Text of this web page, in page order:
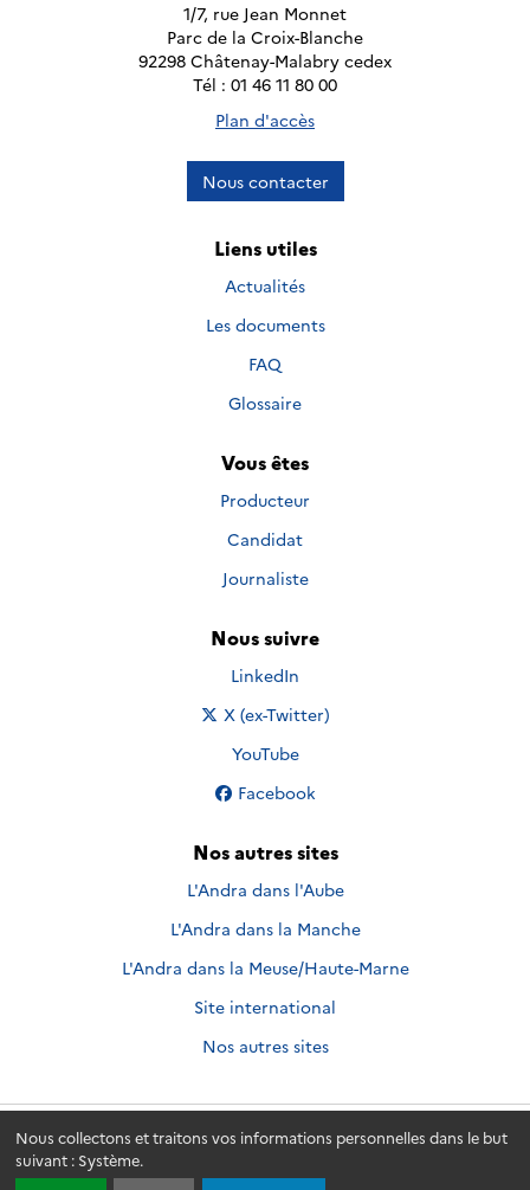
Nous collectons et traitons vos informations personnelles dans le but
suivant : Système.
1/7, rue Jean Monnet
Parc de la Croix-Blanche
92298 Châtenay-Malabry cedex
Tél : 01 46 11 80 00
Plan d'accès
Nous contacter
Liens utiles
Actualités
Les documents
FAQ
Glossaire
Vous êtes
Producteur
Candidat
Journaliste
Nous suivre
Nous suivre sur
LinkedIn
Nous suivre sur
X (ex-Twitter)
Nous suivre sur
YouTube
Nous suivre sur
Facebook
Nos autres sites
L'Andra dans l'Aube
L'Andra dans la Manche
L'Andra dans la Meuse/Haute-Marne
Site international
Nos autres sites
Andra.fr © 2026 - Andra. Tous droits réservés.